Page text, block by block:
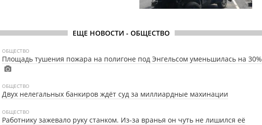
ЕЩЕ НОВОСТИ - ОБЩЕСТВО
ОБЩЕСТВО
Площадь тушения пожара на полигоне под Энгельсом уменьшилась на 30%
ОБЩЕСТВО
Двух нелегальных банкиров ждёт суд за миллиардные махинации
ОБЩЕСТВО
Работнику зажевало руку станком. Из-за вранья он чуть не лишился её